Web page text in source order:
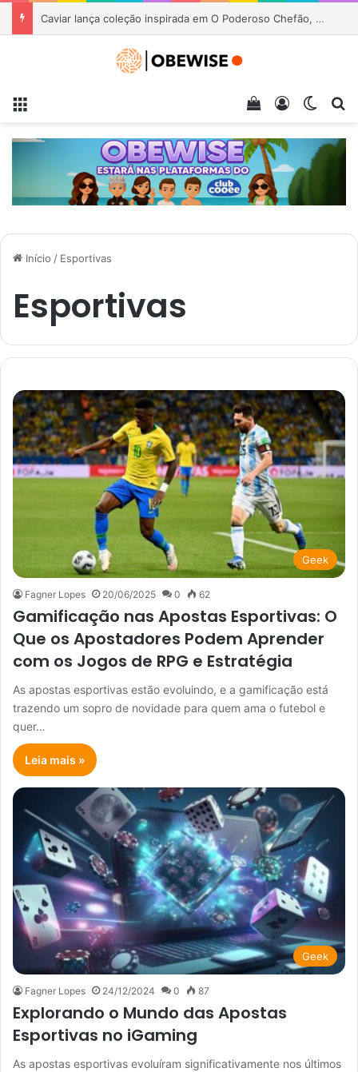
Caviar lança coleção inspirada em O Poderoso Chefão, Scarface e Coringa
Entrar
Veja seu
Início / Esportivas
Esportivas
Geek
Fagner Lopes 20/06/2025 0 62
Gamificação nas Apostas Esportivas: O
Que os Apostadores Podem Aprender
com os Jogos de RPG e Estratégia
As apostas esportivas estão evoluindo, e a gamificação está
trazendo um sopro de novidade para quem ama o futebol e
quer…
Leia mais »
Geek
Fagner Lopes 24/12/2024 0 87
Explorando o Mundo das Apostas
Esportivas no iGaming
As apostas esportivas evoluíram significativamente nos últimos